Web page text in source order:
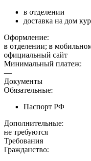
в отделении
доставка на дом
Оформление:
в отделении; в
официальный сайт
Минимальный платеж:
—
Документы
Обязательные:
Паспорт РФ
Дополнительные:
не требуются
Требования
Гражданство: